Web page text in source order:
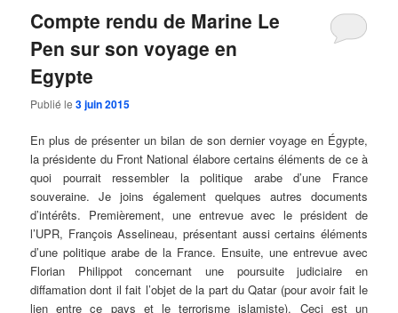
Compte rendu de Marine Le
Pen sur son voyage en
Egypte
Publié le3 juin 2015
En plus de présenter un bilan de son dernier voyage en Égypte,
la présidente du Front National élabore certains éléments de ce à
quoi pourrait ressembler la politique arabe d’une France
souveraine. Je joins également quelques autres documents
d’intérêts. Premièrement, une entrevue avec le président de
l’UPR, François Asselineau, présentant aussi certains éléments
d’une politique arabe de la France. Ensuite, une entrevue avec
Florian Philippot concernant une poursuite judiciaire en
diffamation dont il fait l’objet de la part du Qatar (pour avoir fait le
lien entre ce pays et le terrorisme islamiste). Ceci est un